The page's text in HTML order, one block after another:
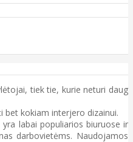
tiek tie, kurie neturi daug
bet kokiam interjero dizainui.
labai populiarios biuruose ir
darbovietėms. Naudojamos